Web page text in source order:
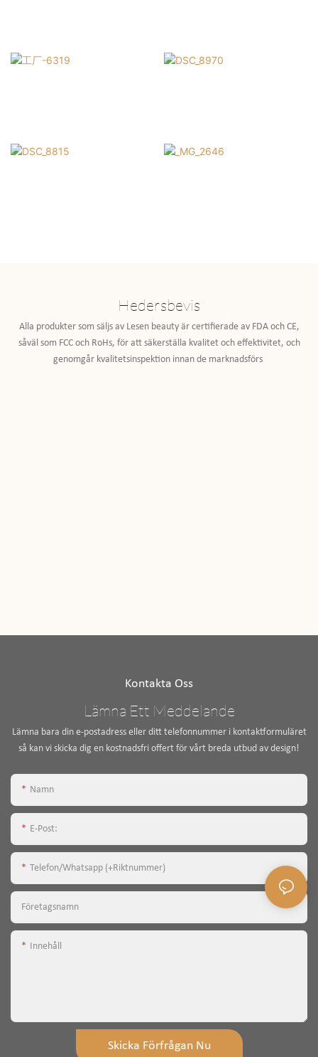
Hedersbevis
Alla produkter som säljs av Lesen beauty är certifierade av FDA och CE,
såväl som FCC och RoHs, för att säkerställa kvalitet och effektivitet, och
genomgår kvalitetsinspektion innan de marknadsförs
Kontakta Oss
Lämna Ett Meddelande
Lämna bara din e-postadress eller ditt telefonnummer i kontaktformuläret
så kan vi skicka dig en kostnadsfri offert för vårt breda utbud av design!
Namn
E-Post:
Telefon/whatsapp (+riktnummer)
Företagsnamn
Innehåll
Skicka Förfrågan Nu